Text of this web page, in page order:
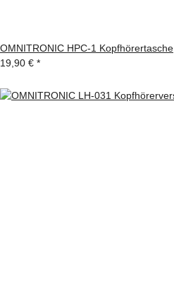
OMNITRONIC HPC-1 Kopfhörertasche
19,90 € *